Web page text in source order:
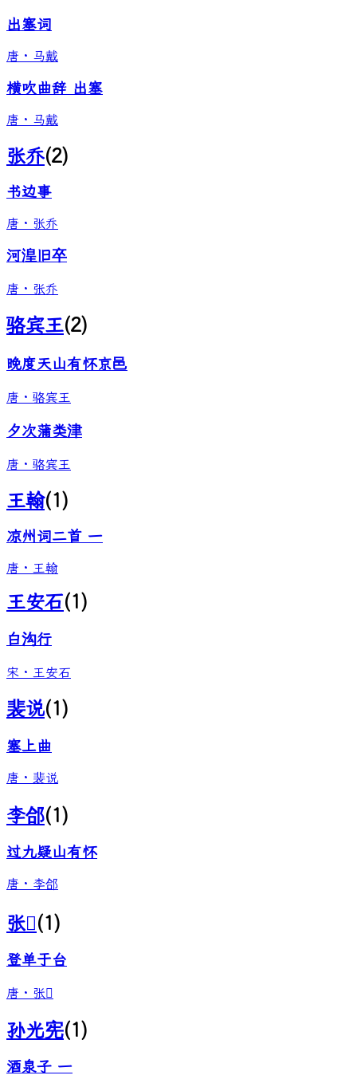
出塞词
唐 · 马戴
横吹曲辞 出塞
唐 · 马戴
张乔(2)
书边事
唐 · 张乔
河湟旧卒
唐 · 张乔
骆宾王(2)
晚度天山有怀京邑
唐 · 骆宾王
夕次蒲类津
唐 · 骆宾王
王翰(1)
凉州词二首 一
唐 · 王翰
王安石(1)
白沟行
宋 · 王安石
裴说(1)
塞上曲
唐 · 裴说
李郃(1)
过九疑山有怀
唐 · 李郃
张𧏖(1)
登单于台
唐 · 张𧏖
孙光宪(1)
酒泉子 一